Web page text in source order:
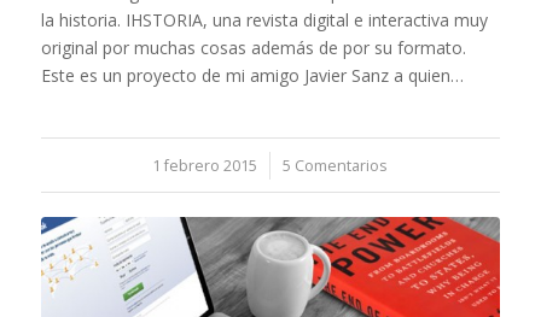
la historia. IHSTORIA, una revista digital e interactiva muy
original por muchas cosas además de por su formato.
Este es un proyecto de mi amigo Javier Sanz a quien…
1 febrero 2015
/ 5 Comentarios